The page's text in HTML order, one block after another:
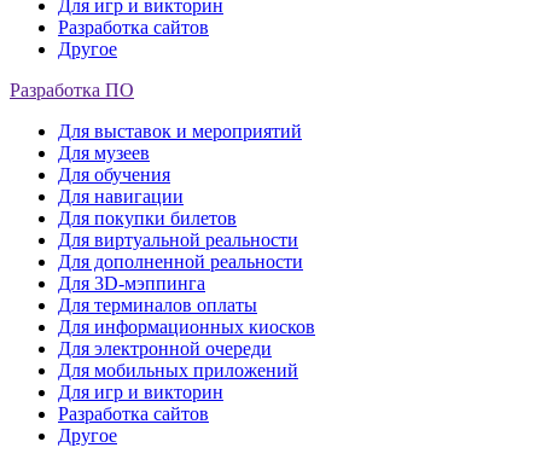
Для игр и викторин
Разработка сайтов
Другое
Разработка ПО
Для выставок и мероприятий
Для музеев
Для обучения
Для навигации
Для покупки билетов
Для виртуальной реальности
Для дополненной реальности
Для 3D-мэппинга
Для терминалов оплаты
Для информационных киосков
Для электронной очереди
Для мобильных приложений
Для игр и викторин
Разработка сайтов
Другое